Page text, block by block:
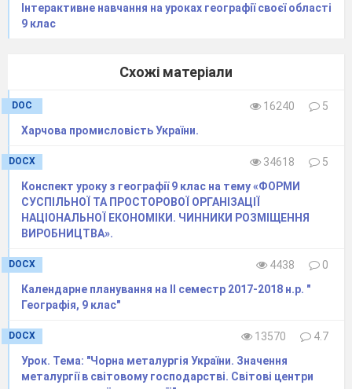
С. Головні свята християн. Свято свят -
це
на п'ятдесятий день Святого Духа на апостолів
Різдво Христове
Друга група.
церкви на західну
Римсько-Католицьку і
східну Греко-Кафолична.
Розкол мав безліч причин: обрядові, боротьба
за першість серед християнських патріархів,
(далі)
С. Православ'я з грецького «правильне
загальновизнаних
автокефальних церков і дві,
визнані тільки деякими церквами.(далі)
Інтерактивне навчання на уроках географії своєї області
9 клас
Схожі матеріали
DOC 16240
5
Харчова промисловість України.
DOCX 34618
5
Конспект уроку з географії 9 клас на тему «ФОРМИ
СУСПІЛЬНОЇ ТА ПРОСТОРОВОЇ ОРГАНІЗАЦІЇ
НАЦІОНАЛЬНОЇ ЕКОНОМІКИ. ЧИННИКИ РОЗМІЩЕННЯ
ВИРОБНИЦТВА».
DOCX 4438
0
Календарне планування на ІІ семестр 2017-2018 н.р. "
Географія, 9 клас"
DOCX 13570
4.7
Урок. Тема: "Чорна металургія України. Значення
металургії в світовому господарстві. Світові центри